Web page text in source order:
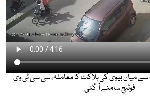
سے میاں بیوی کی ہلاکت کا معاملہ، سی سی ٹی وی
فوٹیج سامنے آ گئی